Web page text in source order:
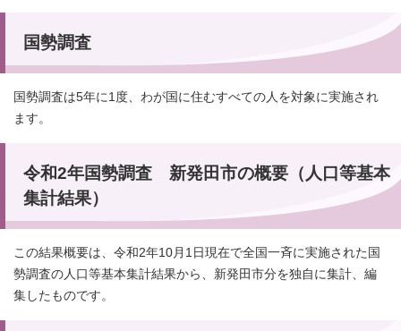
国勢調査
国勢調査は5年に1度、わが国に住むすべての人を対象に実施され
ます。
令和2年国勢調査 新発田市の概要（人口等基本
集計結果）
この結果概要は、令和2年10月1日現在で全国一斉に実施された国
勢調査の人口等基本集計結果から、新発田市分を独自に集計、編
集したものです。